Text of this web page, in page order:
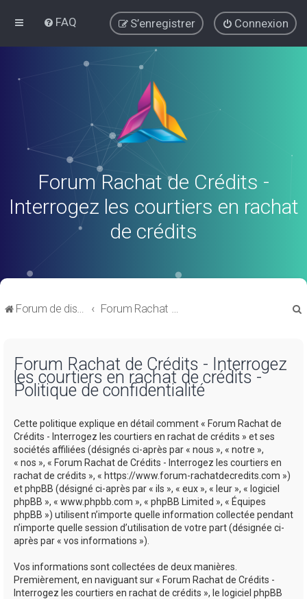
FAQ Connexion
S’enregistrer
Forum Rachat de Crédits -
Interrogez les courtiers en rachat
de crédits
Forum de discussions sur le Regroupement de Crédits et le Rachat de Crédits Forum Rachat de Crédits
Forum Rachat de Crédits - Interrogez
les courtiers en rachat de crédits -
Politique de confidentialité
Cette politique explique en détail comment « Forum Rachat de
Crédits - Interrogez les courtiers en rachat de crédits » et ses
sociétés affiliées (désignés ci-après par « nous », « notre »,
« nos », « Forum Rachat de Crédits - Interrogez les courtiers en
rachat de crédits », « https://www.forum-rachatdecredits.com »)
et phpBB (désigné ci-après par « ils », « eux », « leur », « logiciel
phpBB », « www.phpbb.com », « phpBB Limited », « Équipes
phpBB ») utilisent n’importe quelle information collectée pendant
n’importe quelle session d’utilisation de votre part (désignée ci-
après par « vos informations »).
Vos informations sont collectées de deux manières.
Premièrement, en naviguant sur « Forum Rachat de Crédits -
Interrogez les courtiers en rachat de crédits », le logiciel phpBB